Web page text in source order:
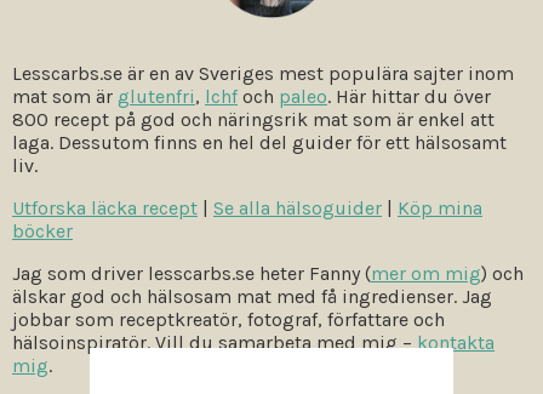
Lesscarbs.se är en av Sveriges mest populära sajter inom
mat som är glutenfri, lchfoch paleo. Här hittar du över
800 recept på god och näringsrik mat som är enkel att
laga. Dessutom finns en hel del guider för ett hälsosamt
liv.
Utforska läcka recept
Se alla hälsoguider
Köp mina
böcker
Jag som driver lesscarbs.se heter Fanny (mer om mig) och
älskar god och hälsosam mat med få ingredienser. Jag
jobbar som receptkreatör, fotograf, författare och
hälsoinspiratör. Vill du samarbeta med mig –kontakta
mig.